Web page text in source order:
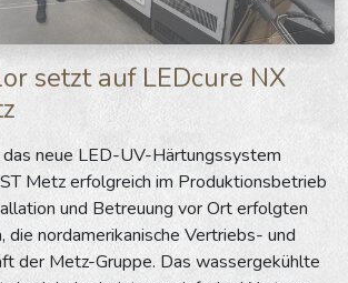
setzt auf LEDcure NX
das neue LED-UV-Härtungssystem
Metz erfolgreich im Produktionsbetrieb
und Betreuung vor Ort erfolgten
die nordamerikanische Vertriebs- und
der Metz-Gruppe. Das wassergekühlte